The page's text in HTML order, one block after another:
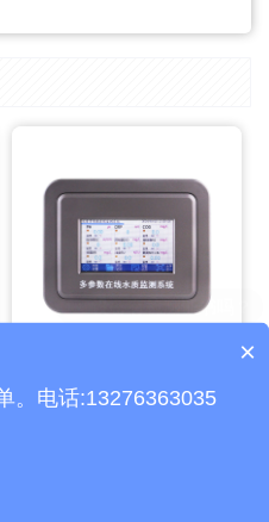
在线浊度分析仪
产品包含安装吗？
×
。电话:13276363035